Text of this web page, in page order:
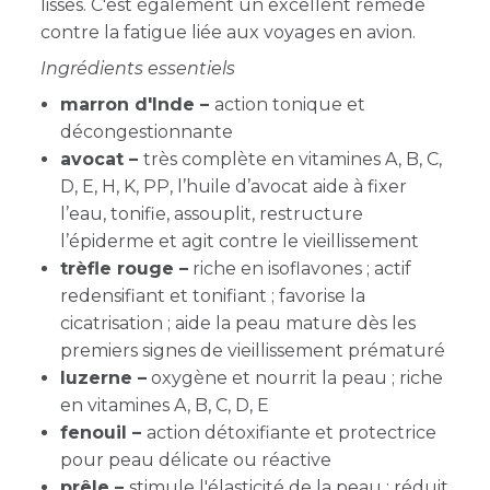
lisses. C'est également un excellent remède
contre la fatigue liée aux voyages en avion.
Ingrédients essentiels
marron d'Inde – action tonique et
décongestionnante
avocat – très complète en vitamines A, B, C,
D, E, H, K, PP, l’huile d’avocat aide à fixer
l’eau, tonifie, assouplit, restructure
l’épiderme et agit contre le vieillissement
trèfle rouge – riche en isoflavones ; actif
redensifiant et tonifiant ; favorise la
cicatrisation ; aide la peau mature dès les
premiers signes de vieillissement prématuré
luzerne – oxygène et nourrit la peau ; riche
en vitamines A, B, C, D, E
fenouil – action détoxifiante et protectrice
pour peau délicate ou réactive